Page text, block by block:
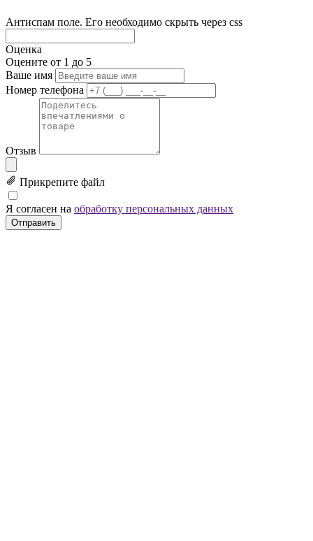
Антиспам поле. Его необходимо скрыть через css
Оценка
Оцените от 1 до 5
Ваше имя
Номер телефона
Отзыв
Прикрепите файл
Я согласен на обработку персональных данных